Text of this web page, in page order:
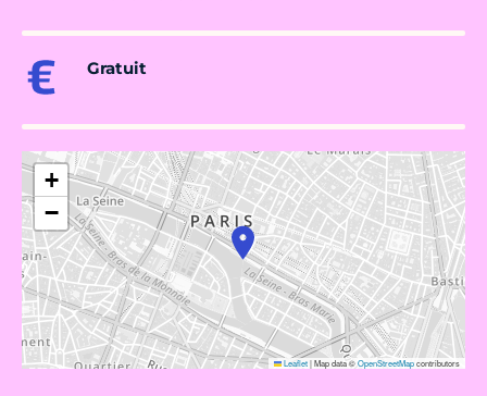
Gratuit
+
−
Leaflet|Map data ©OpenStreetMapcontributors